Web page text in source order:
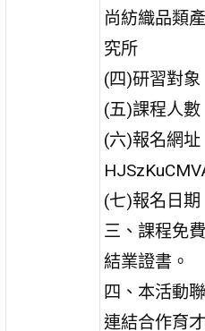
尚紡織品類
究所
(四)研習對
(五)課程人
(六)報名網
(七)報名日
三、課程免
結業證書。
四、本活動
連結合作育